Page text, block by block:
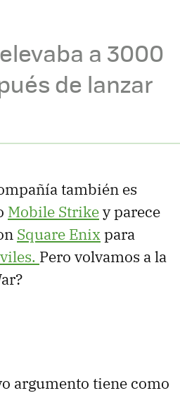
a 3000
de lanzar
también es
Mobile Strikey parece
Square Enixpara
Pero volvamos a la
argumento tiene como